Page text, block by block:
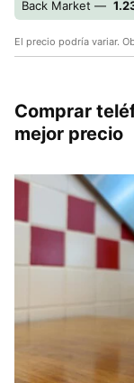
Back Market —
El precio podría variar.
Comprar
mejor precio